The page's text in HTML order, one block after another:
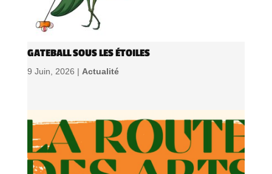
GATEBALL SOUS LES ÉTOILES
9 Juin, 2026 | Actualité